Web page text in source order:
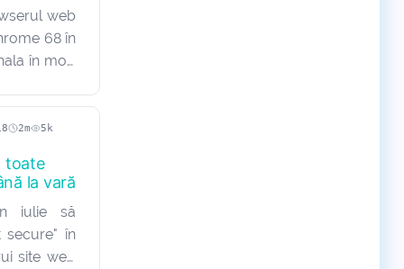
web
68 în
în mod
Am
o postare
2m
5k
toate
la vară
iulie să
secure" în
site web